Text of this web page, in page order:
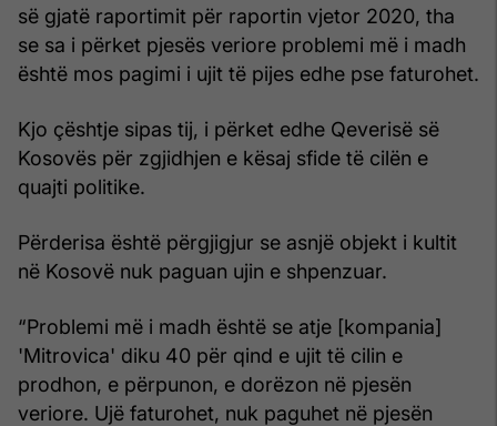
së gjatë raportimit për raportin vjetor 2020, tha
se sa i përket pjesës veriore problemi më i madh
është mos pagimi i ujit të pijes edhe pse faturohet.
Kjo çështje sipas tij, i përket edhe Qeverisë së
Kosovës për zgjidhjen e kësaj sfide të cilën e
quajti politike.
Përderisa është përgjigjur se asnjë objekt i kultit
në Kosovë nuk paguan ujin e shpenzuar.
“Problemi më i madh është se atje [kompania]
'Mitrovica' diku 40 për qind e ujit të cilin e
prodhon, e përpunon, e dorëzon në pjesën
veriore. Ujë faturohet, nuk paguhet në pjesën